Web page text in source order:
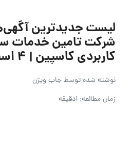
لیست جدیدترین
شرکت تامین خدمات
کاربردی کاسپین | ۴ اسفند ۱۴۰۴
نوشته شده توسطجاب ویژن
زمان مطالعه: 1دقیقه